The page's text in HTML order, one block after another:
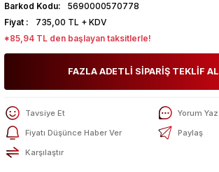
Barkod Kodu
5690000570778
Fiyat
735,00 TL + KDV
*85,94 TL den başlayan taksitlerle!
FAZLA ADETLİ SİPARİŞ TEKLİF AL
Tavsiye Et
Yorum Yaz
Fiyatı Düşünce Haber Ver
Paylaş
Karşılaştır